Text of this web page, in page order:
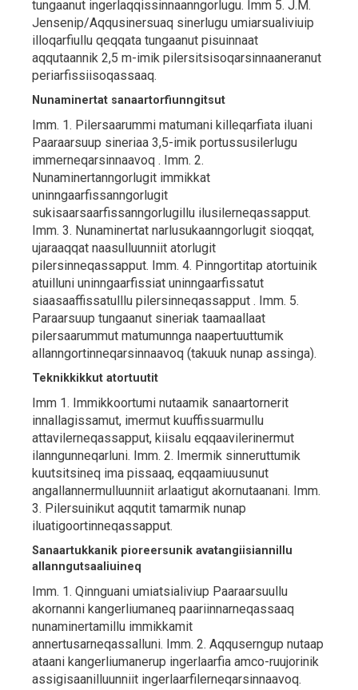
tungaanut ingerlaqqissinnaanngorlugu. Imm 5. J.M.
Jensenip/Aqqusinersuaq sinerlugu umiarsualiviuip
illoqarfiullu qeqqata tungaanut pisuinnaat
aqqutaannik 2,5 m-imik pilersitsisoqarsinnaaneranut
periarfissiisoqassaaq.
Nunaminertat sanaartorfiunngitsut
Imm. 1. Pilersaarummi matumani killeqarfiata iluani
Paaraarsuup sineriaa 3,5-imik portussusilerlugu
immerneqarsinnaavoq . Imm. 2.
Nunaminertanngorlugit immikkat
uninngaarfissanngorlugit
sukisaarsaarfissanngorlugillu ilusilerneqassapput.
Imm. 3. Nunaminertat narlusukaanngorlugit sioqqat,
ujaraaqqat naasulluunniit atorlugit
pilersinneqassapput. Imm. 4. Pinngortitap atortuinik
atuilluni uninngaarfissiat uninngaarfissatut
siaasaaffissatulllu pilersinneqassapput . Imm. 5.
Paraarsuup tungaanut sineriak taamaallaat
pilersaarummut matumunnga naapertuuttumik
allanngortinneqarsinnaavoq (takuuk nunap assinga).
Teknikkikkut atortuutit
Imm 1. Immikkoortumi nutaamik sanaartornerit
innallagissamut, imermut kuuffissuarmullu
attavilerneqassapput, kiisalu eqqaavilerinermut
ilanngunneqarluni. Imm. 2. Imermik sinneruttumik
kuutsitsineq ima pissaaq, eqqaamiuusunut
angallannermulluunniit arlaatigut akornutaanani. Imm.
3. Pilersuinikut aqqutit tamarmik nunap
iluatigoortinneqassapput.
Sanaartukkanik pioreersunik avatangiisiannillu
allanngutsaaliuineq
Imm. 1. Qinnguani umiatsialiviup Paaraarsuullu
akornanni kangerliumaneq paariinnarneqassaaq
nunaminertamillu immikkamit
annertusarneqassalluni. Imm. 2. Aqquserngup nutaap
ataani kangerliumanerup ingerlaarfia amco-ruujorinik
assigisaanilluunniit ingerlaarfilerneqarsinnaavoq.